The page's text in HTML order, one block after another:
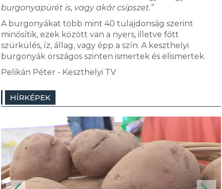
burgonyapürét is, vagy akár csipszet.”
A burgonyákat több mint 40 tulajdonság szerint
minősítik, ezek között van a nyers, illetve főtt
szürkülés, íz, állag, vagy épp a szín. A keszthelyi
burgonyák országos szinten ismertek és elismertek.
Pelikán Péter - Keszthelyi TV
HÍRKÉPEK